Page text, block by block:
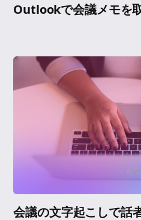
Outlookで会議メモを
会議の文字起こしで話